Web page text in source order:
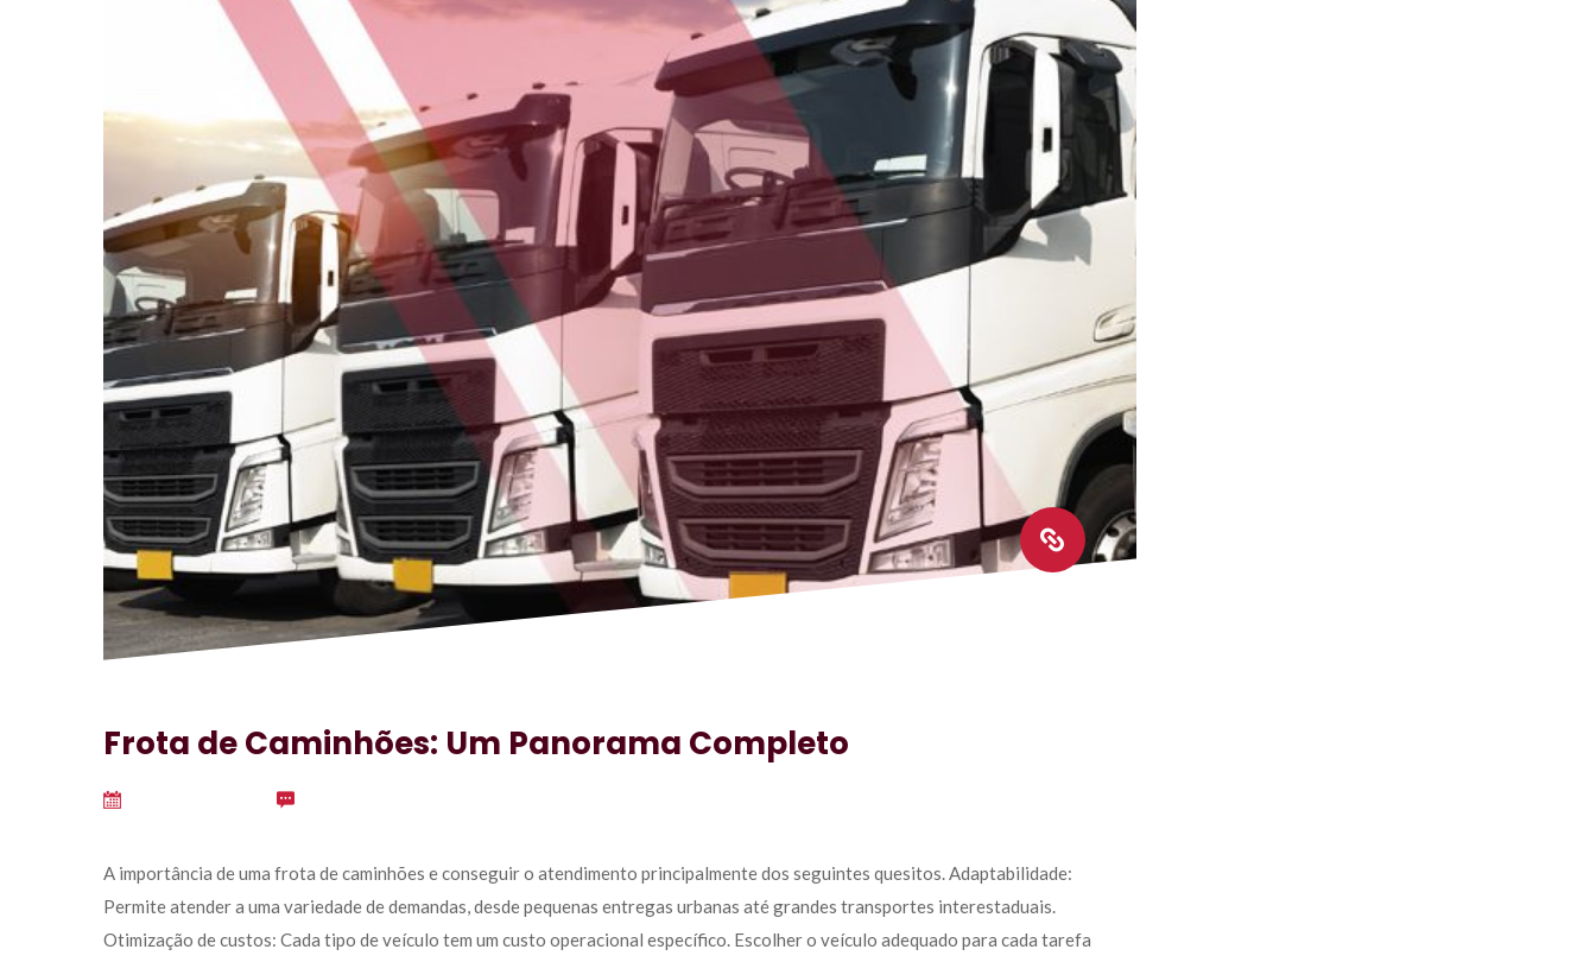
Frota de Caminhões: Um Panorama Completo
A importância de uma frota de caminhões e conseguir o atendimento principalmente dos seguintes quesitos. Adaptabilidade:
Permite atender a uma variedade de demandas, desde pequenas entregas urbanas até grandes transportes interestaduais.
Otimização de custos: Cada tipo de veículo tem um custo operacional específico. Escolher o veículo adequado para cada tarefa